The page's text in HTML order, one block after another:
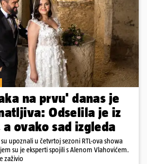
na prvu' danas je
Odselila je iz
ovako sad izgleda
upoznali u četvrtoj sezoni RTL-ova showa
su je eksperti spojili s Alenom Vlahovićem.
zaživio